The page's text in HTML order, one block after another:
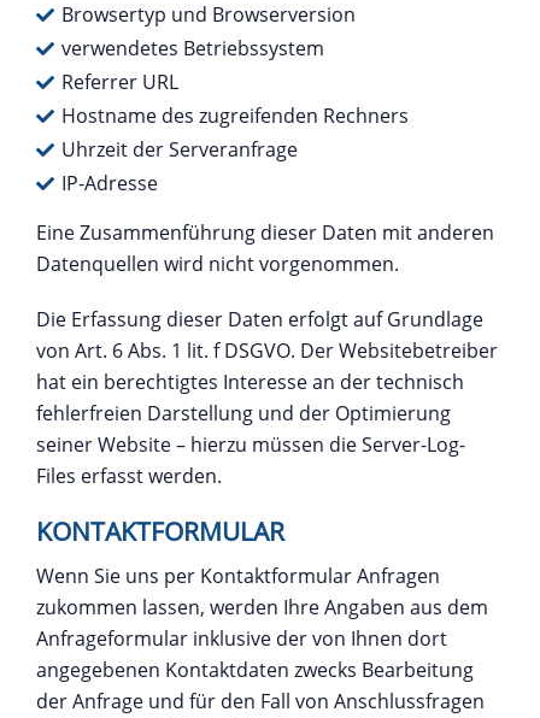
Browsertyp und Browserversion
verwendetes Betriebssystem
Referrer URL
Hostname des zugreifenden Rechners
Uhrzeit der Serveranfrage
IP-Adresse
Eine Zusammenführung dieser Daten mit anderen
Datenquellen wird nicht vorgenommen.
Die Erfassung dieser Daten erfolgt auf Grundlage
von Art. 6 Abs. 1 lit. f DSGVO. Der Websitebetreiber
hat ein berechtigtes Interesse an der technisch
fehlerfreien Darstellung und der Optimierung
seiner Website – hierzu müssen die Server-Log-
Files erfasst werden.
KONTAKTFORMULAR
Wenn Sie uns per Kontaktformular Anfragen
zukommen lassen, werden Ihre Angaben aus dem
Anfrageformular inklusive der von Ihnen dort
angegebenen Kontaktdaten zwecks Bearbeitung
der Anfrage und für den Fall von Anschlussfragen